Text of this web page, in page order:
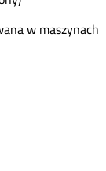
w maszynach